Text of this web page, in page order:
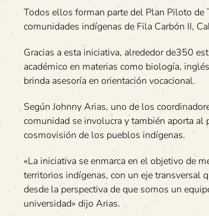
Todos ellos forman parte del Plan Piloto de
comunidades indígenas de Fila Carbón II,
Gracias a esta iniciativa, alrededor de350
académico en materias como biología,
brinda asesoría en orientación vocacional.
Según Johnny Arias, uno de los
comunidad se involucra y también aporta
cosmovisión de los pueblos indígenas.
«La iniciativa se enmarca en el objetivo de
territorios indígenas, con un eje transversal
desde la perspectiva de que somos un
universidad» dijo Arias.